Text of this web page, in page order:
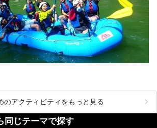
のアクティビティをもっと見る
同じテーマで探す